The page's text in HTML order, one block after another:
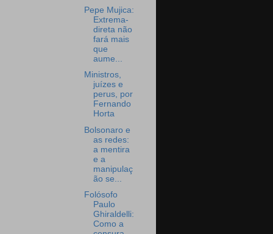
Pepe Mujica:
Extrema-
direta não
fará mais
que
aume...
Ministros,
juízes e
perus, por
Fernando
Horta
Bolsonaro e
as redes:
a mentira
e a
manipulaç
ão se...
Folósofo
Paulo
Ghiraldelli:
Como a